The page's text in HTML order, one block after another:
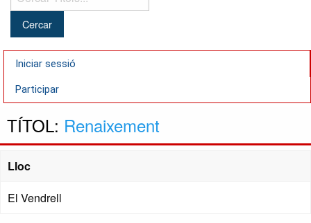
Títols...
Iniciar sessió
Participar
TÍTOL: Renaixement
Lloc
El Vendrell